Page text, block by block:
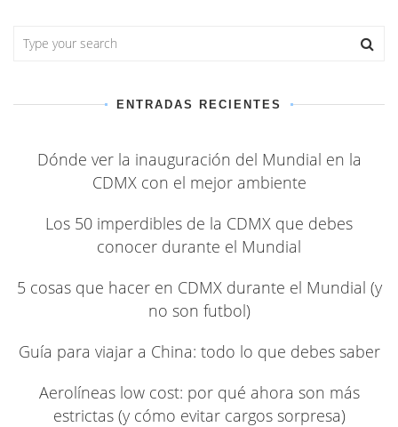
ENTRADAS RECIENTES
Dónde ver la inauguración del Mundial en la
CDMX con el mejor ambiente
Los 50 imperdibles de la CDMX que debes
conocer durante el Mundial
5 cosas que hacer en CDMX durante el Mundial (y
no son futbol)
Guía para viajar a China: todo lo que debes saber
Aerolíneas low cost: por qué ahora son más
estrictas (y cómo evitar cargos sorpresa)